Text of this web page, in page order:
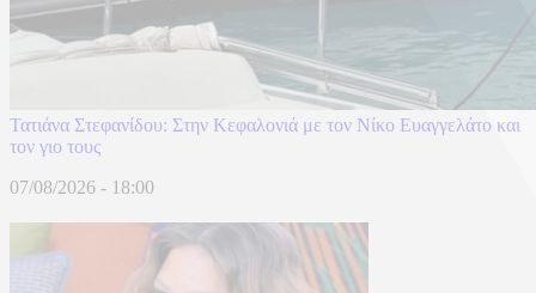
Τατιάνα Στεφανίδου: Στην Κεφαλονιά με τον Νίκο Ευαγγελάτο και
τον γιο τους
07/08/2026 - 18:00